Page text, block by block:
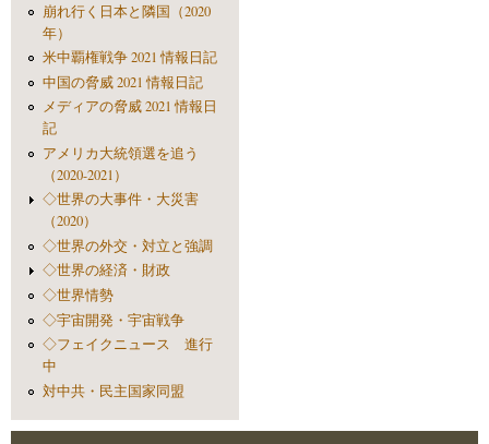
崩れ行く日本と隣国（2020
年）
米中覇権戦争 2021 情報日記
中国の脅威 2021 情報日記
メディアの脅威 2021 情報日
記
アメリカ大統領選を追う
（2020-2021）
◇世界の大事件・大災害
（2020）
◇世界の外交・対立と強調
◇世界の経済・財政
◇世界情勢
◇宇宙開発・宇宙戦争
◇フェイクニュース 進行
中
対中共・民主国家同盟